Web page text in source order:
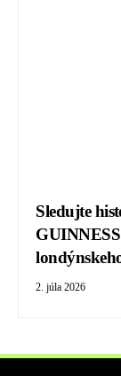
Sledujte
2. júla 2026